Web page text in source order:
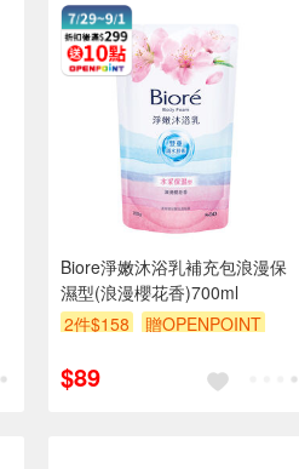
Biore淨嫩沐浴乳補充包浪漫保
濕型(浪漫櫻花香)700ml
2件$158
贈OPENPOINT
$89